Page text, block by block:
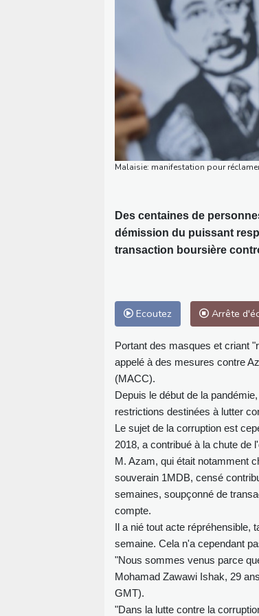
Malaisie: manifestation pour
Des centaines de
démission du puissant
transaction boursière
Ecoutez Arrête
Portant des masques et criant
appelé à des mesures contre
(MACC).
Depuis le début de la
restrictions destinées à lutter
Le sujet de la corruption est
2018, a contribué à la chute de
M. Azam, qui était notamment
souverain 1MDB, censé
semaines, soupçonné de
compte.
Il a nié tout acte répréhensible,
semaine. Cela n'a cependant
"Nous sommes venus parce
Mohamad Zawawi Ishak, 29
GMT).
"Dans la lutte contre la